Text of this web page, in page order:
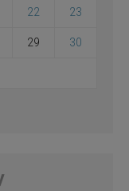
22 23
29 30